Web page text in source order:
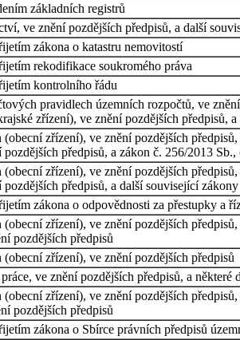
základních registrů
ve znění pozdějších předpisů, a další
zákona o katastru nemovitostí
rekodifikace soukromého práva
kontrolního řádu
pravidlech územních rozpočtů, ve
zřízení), ve znění pozdějších předpisů,
zřízení), ve znění pozdějších
předpisů, a zákon č. 256/2013
zřízení), ve znění pozdějších
předpisů, a další související zákony
zákona o odpovědnosti za přestupky a
zřízení), ve znění pozdějších
pozdějších předpisů
zřízení), ve znění pozdějších předpisů
ve znění pozdějších předpisů, a některé
zřízení), ve znění pozdějších
pozdějších předpisů
zákona o Sbírce právních předpisů